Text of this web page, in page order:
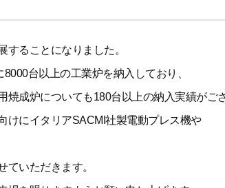
することになりました。
台以上の工業炉を納入しており、
成炉についても180台以上の納入実績がご
けにイタリアSACMI社製電動プレス機や
いただきます。